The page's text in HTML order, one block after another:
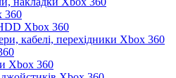
360
Xbox 360
кабелі, перехідники Xbox 360
Xbox 360